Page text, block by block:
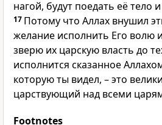
нагой, будут поедать её тело
17 Потому что Аллах внушил
желание исполнить Его волю
зверю их царскую власть до
исполнится сказанное
которую ты видел, – это
царствующий над всеми
Footnotes